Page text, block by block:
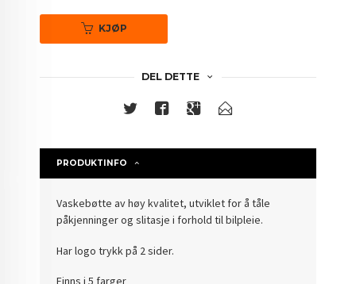
KJØP
DEL DETTE
PRODUKTINFO
Vaskebøtte av høy kvalitet, utviklet for å tåle
påkjenninger og slitasje i forhold til bilpleie.
Har logo trykk på 2 sider.
Finns i 5 farger